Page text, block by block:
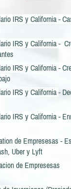
IRS y California -
IRS y California -
IRS y California -
IRS y California -
IRS y California -
de Empresesas -
Uber y Lyft
de Empresesas